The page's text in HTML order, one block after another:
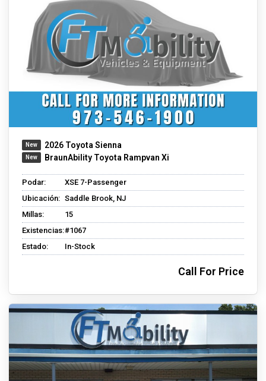
2026 Toyota Sienna
BraunAbility Toyota Rampvan Xi
Podar:
XSE 7-Passenger
Ubicación: Saddle Brook, NJ
Millas:
15
Existencias:#1067
Estado:
In-Stock
Call For Price